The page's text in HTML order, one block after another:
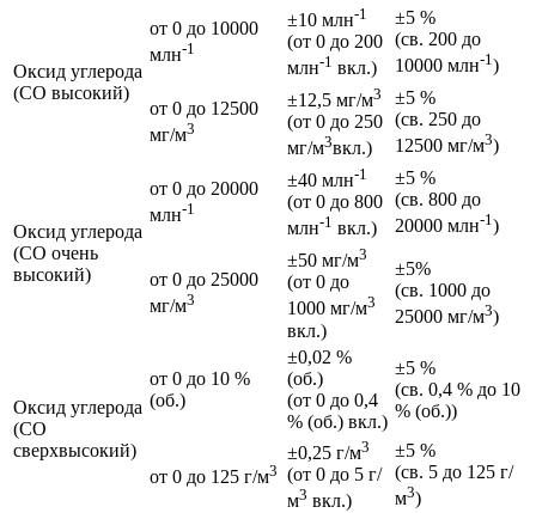
Оксид углерода
(CO высокий)
от 0 до 10000
млн-1
±10 млн-1
(от 0 до 200
млн-1 вкл.)
±5 %
(св. 200 до
10000 млн-1 )
от 0 до 12500
мг/м3
±12,5 мг/м3
(от 0 до 250
мг/м3вкл.)
±5 %
(св. 250 до
12500 мг/м3)
Оксид углерода
(CO очень
высокий)
от 0 до 20000
млн-1
±40 млн-1
(от 0 до 800
млн-1 вкл.)
±5 %
(св. 800 до
20000 млн-1 )
от 0 до 25000
мг/м3
±50 мг/м3
(от 0 до
1000 мг/м3
вкл.)
±5%
(св. 1000 до
25000 мг/м3)
Оксид углерода
(CO
сверхвысокий)
от 0 до 10 %
(об.)
±0,02 %
(об.)
(от 0 до 0,4
% (об.) вкл.)
±5 %
(св. 0,4 % до 10
% (об.))
от 0 до 125 г/м3
±0,25 г/м3
(от 0 до 5 г/
м3 вкл.)
±5 %
(св. 5 до 125 г/
м3)